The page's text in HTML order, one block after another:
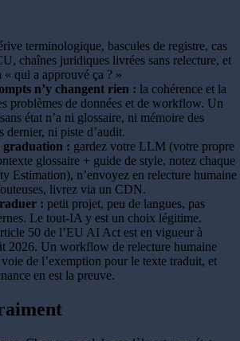
terminologique, bascules de registre, cas
chaînes juridiques livrées sans relecture, et
« qui a approuvé ça ? »
n’y changent rien : la cohérence et la
problèmes de données et de workflow. Un
état n’a ni glossaire, ni mémoire des
dernier, ni piste d’audit.
graduation : gardez votre LLM (votre propre
glossaire + guide de style, notez chaque
Estimation), n’envoyez en relecture humaine
livrez via un CDN.
: petit projet, peu de langues, pas
Le tout-IA y est un choix légitime.
50 de l’EU AI Act est en vigueur à
2026. Un workflow de relecture humaine
de l’exemption pour le texte traduit, et
en est la preuve.